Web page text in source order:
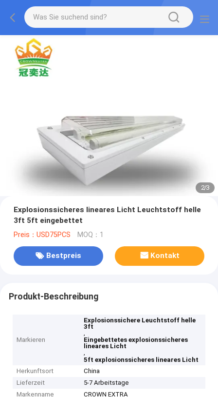
2/3
Explosionssicheres lineares Licht Leuchtstoff helle
3ft 5ft eingebettet
Preis：USD75PCS MOQ：1
Bestpreis Kontakt
Produkt-Beschreibung
Markieren
Explosionssichere Leuchtstoff helle
3ft
,
Eingebettetes explosionssicheres
lineares Licht
,
5ft explosionssicheres lineares Licht
Herkunftsort
China
Lieferzeit
5-7 Arbeitstage
Markenname
CROWN EXTRA